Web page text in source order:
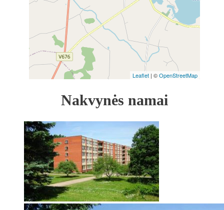
Leaflet | ©OpenStreetMap
Nakvynės namai